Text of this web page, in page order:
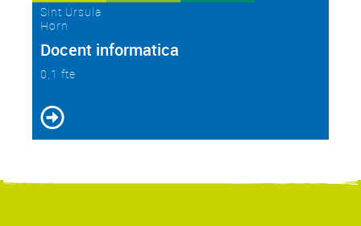
Sint Ursula
Horn
Docent informatica
0,1 fte